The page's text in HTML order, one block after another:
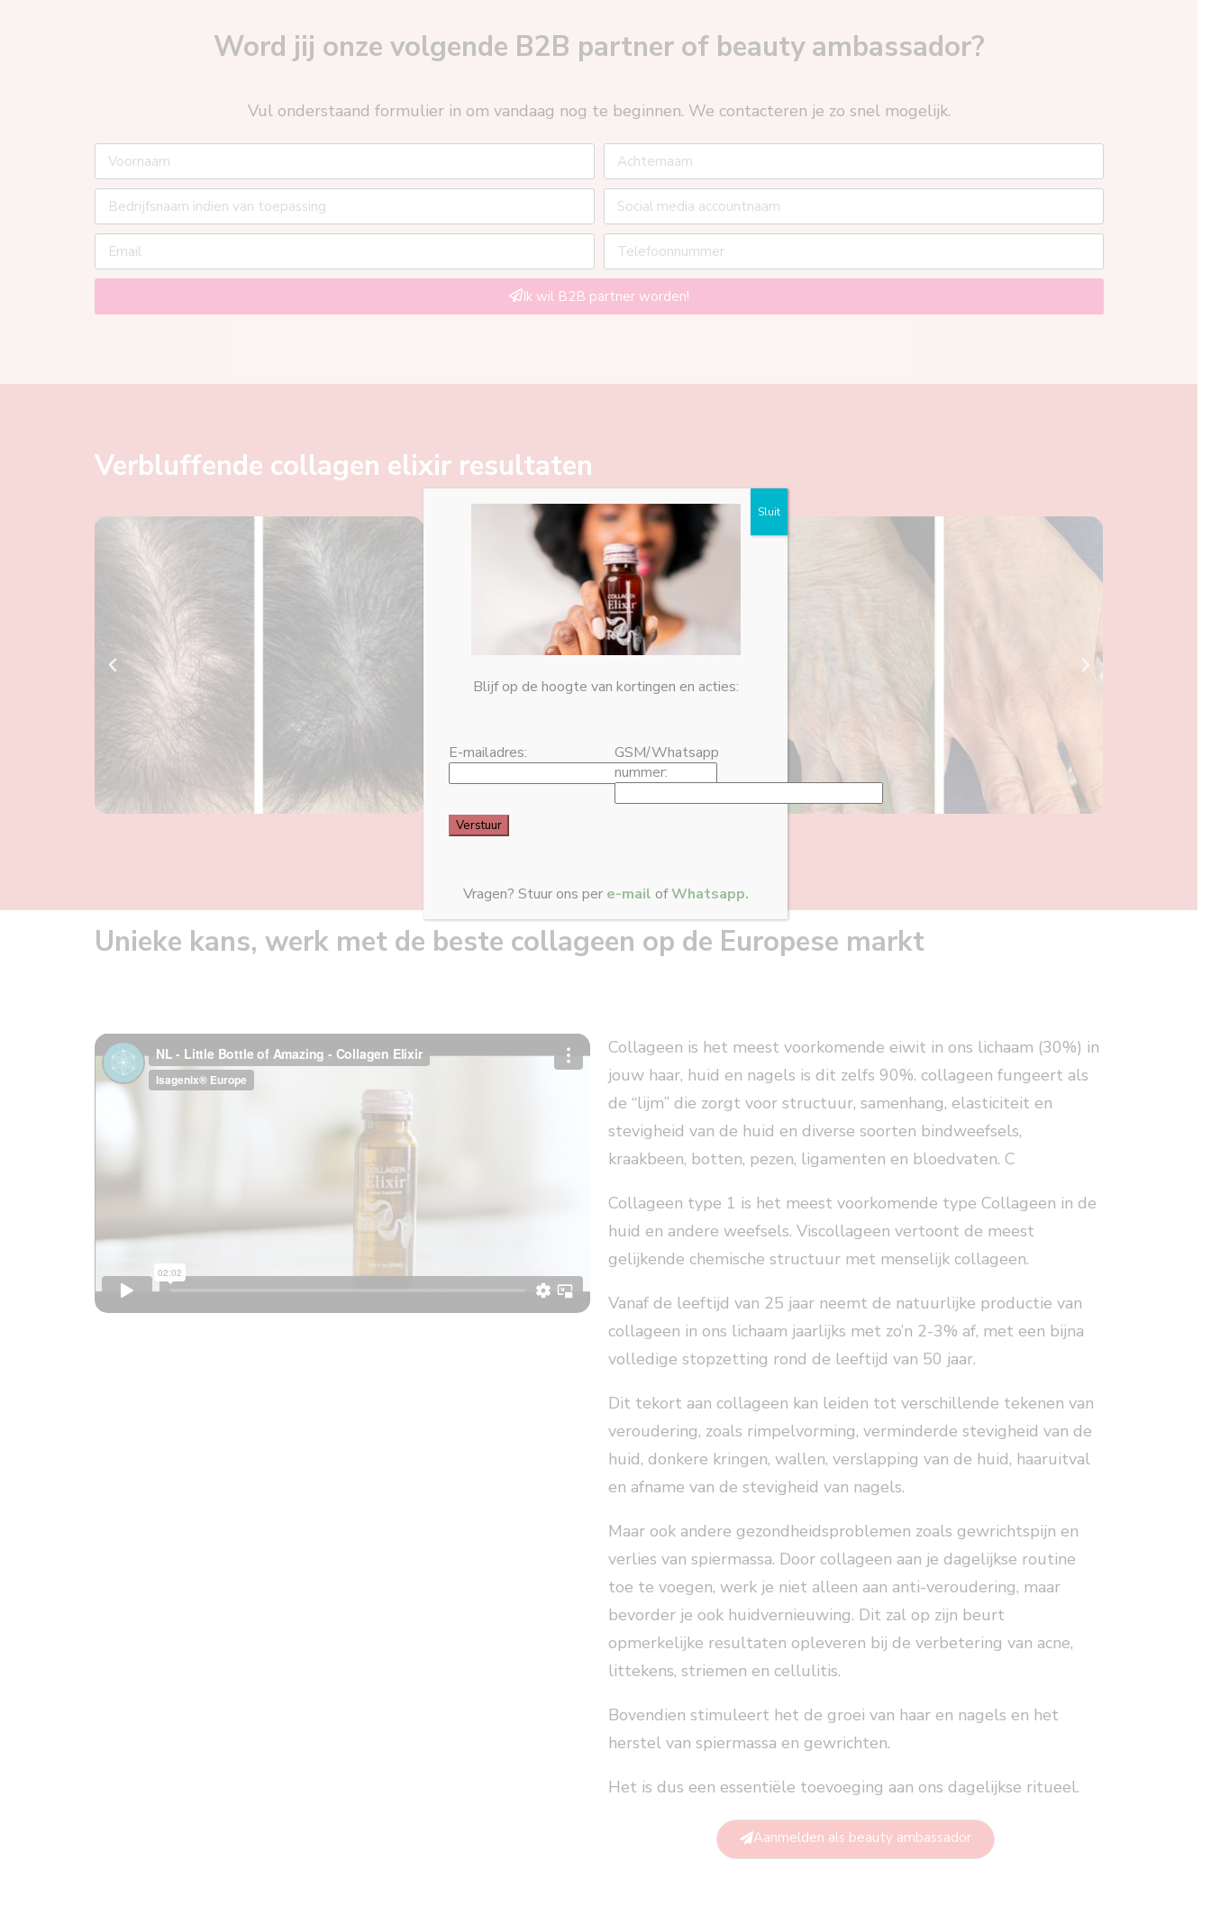
Word jij onze volgende B2B partner of beauty ambassador?
Vul onderstaand formulier in om vandaag nog te beginnen. We contacteren je zo snel mogelijk.
Ik wil B2B partner worden!
Verbluffende collagen elixir resultaten
Unieke kans, werk met de beste collageen op de Europese markt
Collageen is het meest voorkomende eiwit in ons lichaam (30%) in
jouw haar, huid en nagels is dit zelfs 90%. collageen fungeert als
de “lijm” die zorgt voor structuur, samenhang, elasticiteit en
stevigheid van de huid en diverse soorten bindweefsels,
kraakbeen, botten, pezen, ligamenten en bloedvaten. C
Collageen type 1 is het meest voorkomende type Collageen in de
huid en andere weefsels. Viscollageen vertoont de meest
gelijkende chemische structuur met menselijk collageen.
Vanaf de leeftijd van 25 jaar neemt de natuurlijke productie van
collageen in ons lichaam jaarlijks met zo’n 2-3% af, met een bijna
volledige stopzetting rond de leeftijd van 50 jaar.
Dit tekort aan collageen kan leiden tot verschillende tekenen van
veroudering, zoals rimpelvorming, verminderde stevigheid van de
huid, donkere kringen, wallen, verslapping van de huid, haaruitval
en afname van de stevigheid van nagels.
Maar ook andere gezondheidsproblemen zoals gewrichtspijn en
verlies van spiermassa. Door collageen aan je dagelijkse routine
toe te voegen, werk je niet alleen aan anti-veroudering, maar
bevorder je ook huidvernieuwing. Dit zal op zijn beurt
opmerkelijke resultaten opleveren bij de verbetering van acne,
littekens, striemen en cellulitis.
Bovendien stimuleert het de groei van haar en nagels en het
herstel van spiermassa en gewrichten.
Het is dus een essentiële toevoeging aan ons dagelijkse ritueel.
Aanmelden als beauty ambassador
Blijf op de hoogte van kortingen en acties:
E-mailadres:
GSM/Whatsapp
nummer:
Vragen? Stuur ons per e-mail ofWhatsapp.
Sluit